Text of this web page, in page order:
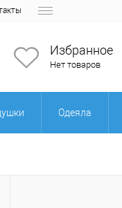
Избранное
Нет товаров
Одеяла